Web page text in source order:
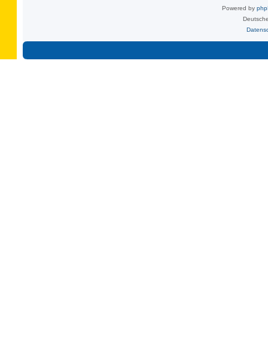
Powered by